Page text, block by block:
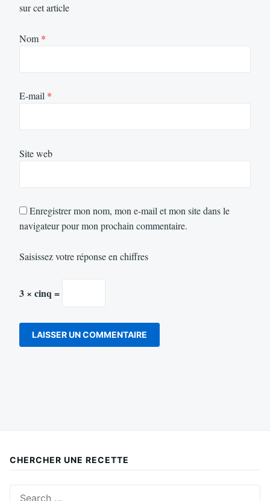
sur cet article
Nom *
E-mail *
Site web
Enregistrer mon nom, mon e-mail et mon site dans le
navigateur pour mon prochain commentaire.
Saisissez votre réponse en chiffres
3 × cinq =
CHERCHER UNE RECETTE